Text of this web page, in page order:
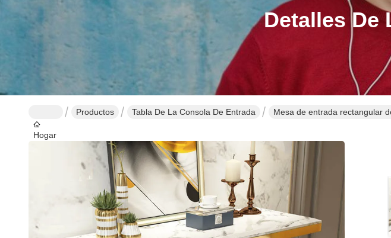
Detalles De
Hogar
Productos Tabla De La Consola De Entrada Mesa de entrada rectangular